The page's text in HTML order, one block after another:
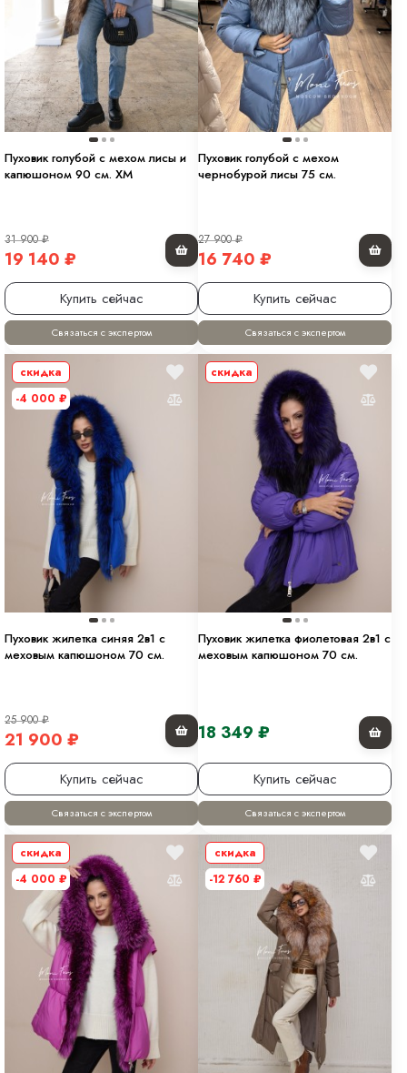
Пуховик голубой с мехом лисы и
капюшоном 90 см. ХМ
31 900₽
19 140 ₽
Купить сейчас
Связаться с экспертом
Пуховик голубой с мехом
чернобурой лисы 75 см.
27 900₽
16 740 ₽
Купить сейчас
Связаться с экспертом
скидка
-4 000 ₽
Пуховик жилетка синяя 2в1 с
меховым капюшоном 70 см.
25 900₽
21 900 ₽
Купить сейчас
Связаться с экспертом
скидка
Пуховик жилетка фиолетовая 2в1 с
меховым капюшоном 70 см.
18 349 ₽
Купить сейчас
Связаться с экспертом
скидка
-4 000 ₽
скидка
-12 760 ₽